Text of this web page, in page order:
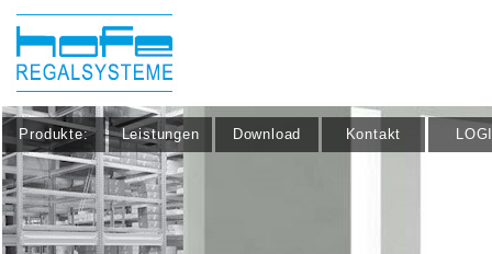
Produkte: Leistungen Download Kontakt